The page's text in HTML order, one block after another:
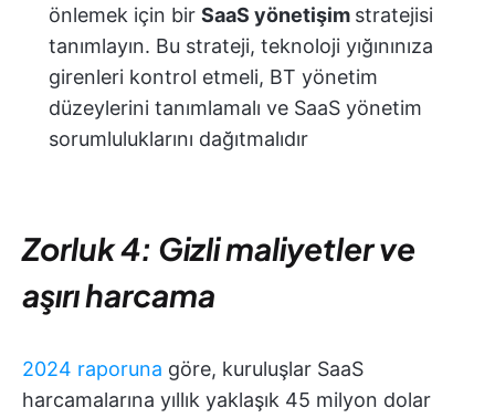
önlemek için bir SaaS yönetişim stratejisi
tanımlayın. Bu strateji, teknoloji yığınınıza
girenleri kontrol etmeli, BT yönetim
düzeylerini tanımlamalı ve SaaS yönetim
sorumluluklarını dağıtmalıdır
Zorluk 4: Gizli maliyetler ve
aşırı harcama
2024 raporuna göre, kuruluşlar SaaS
harcamalarına yıllık yaklaşık 45 milyon dolar